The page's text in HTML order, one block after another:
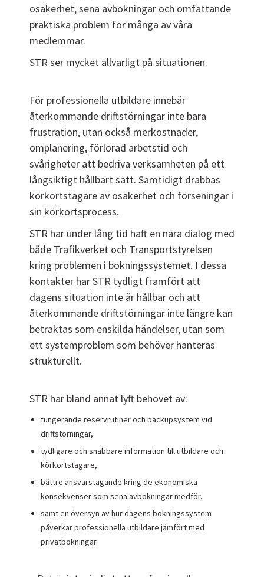
osäkerhet, sena avbokningar och omfattande
praktiska problem för många av våra
medlemmar.
STR ser mycket allvarligt på situationen.
För professionella utbildare innebär
återkommande driftstörningar inte bara
frustration, utan också merkostnader,
omplanering, förlorad arbetstid och
svårigheter att bedriva verksamheten på ett
långsiktigt hållbart sätt. Samtidigt drabbas
körkortstagare av osäkerhet och förseningar i
sin körkortsprocess.
STR har under lång tid haft en nära dialog med
både Trafikverket och Transportstyrelsen
kring problemen i bokningssystemet. I dessa
kontakter har STR tydligt framfört att
dagens situation inte är hållbar och att
återkommande driftstörningar inte längre kan
betraktas som enskilda händelser, utan som
ett systemproblem som behöver hanteras
strukturellt.
STR har bland annat lyft behovet av:
fungerande reservrutiner och backupsystem vid
driftstörningar,
tydligare och snabbare information till utbildare och
körkortstagare,
bättre ansvarstagande kring de ekonomiska
konsekvenser som sena avbokningar medför,
samt en översyn av hur dagens bokningssystem
påverkar professionella utbildare jämfört med
privatbokningar.